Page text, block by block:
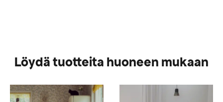
Löydä tuotteita huoneen mukaan